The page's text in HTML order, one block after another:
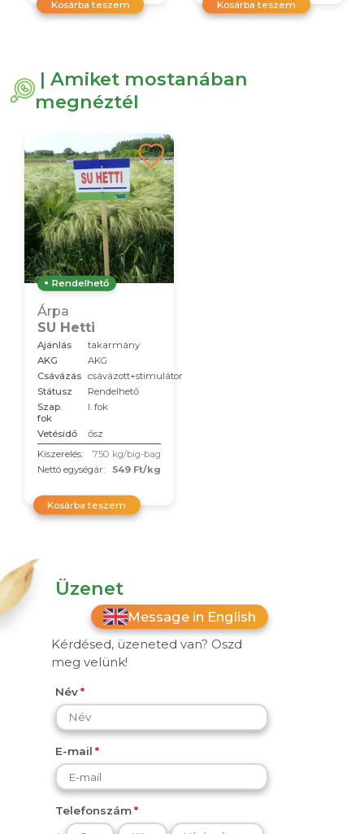
Kosárba teszem Kosárba teszem
| Amiket mostanában
megnéztél
Rendelhető
Árpa
SU Hetti
Ajánlás
takarmány
AKG
AKG
Csávázás csávázott+stimulátor
Státusz
Rendelhető
Szap.
fok
I. fok
Vetésidő
ősz
Kiszerelés:
750 kg/big-bag
Nettó egységár:
549 Ft/kg
Kosárba teszem
Üzenet
Message in English
Kérdésed, üzeneted van? Oszd
meg velünk!
Név
E-mail
Telefonszám